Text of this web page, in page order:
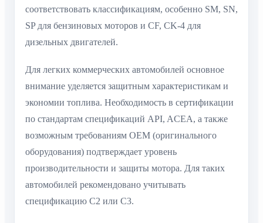
соответствовать классификациям, особенно SM, SN,
SP для бензиновых моторов и CF, CK-4 для
дизельных двигателей.
Для легких коммерческих автомобилей основное
внимание уделяется защитным характеристикам и
экономии топлива. Необходимость в сертификации
по стандартам спецификаций API, ACEA, а также
возможным требованиям OEM (оригинального
оборудования) подтверждает уровень
производительности и защиты мотора. Для таких
автомобилей рекомендовано учитывать
спецификацию C2 или C3.